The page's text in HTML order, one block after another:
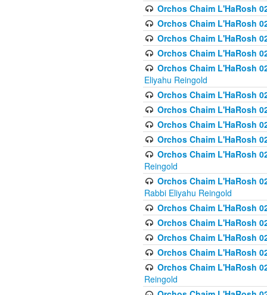
Orchos Chaim L'HaRosh
Orchos Chaim L'HaRosh
Orchos Chaim L'HaRosh
Orchos Chaim L'HaRosh
Orchos Chaim L'HaRosh
Eliyahu Reingold
Orchos Chaim L'HaRosh
Orchos Chaim L'HaRosh
Orchos Chaim L'HaRosh
Orchos Chaim L'HaRosh
Orchos Chaim L'HaRosh
Reingold
Orchos Chaim L'HaRosh
Rabbi Eliyahu Reingold
Orchos Chaim L'HaRosh
Orchos Chaim L'HaRosh
Orchos Chaim L'HaRosh
Orchos Chaim L'HaRosh
Orchos Chaim L'HaRosh
Reingold